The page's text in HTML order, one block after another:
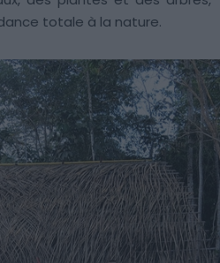
totale à la nature.